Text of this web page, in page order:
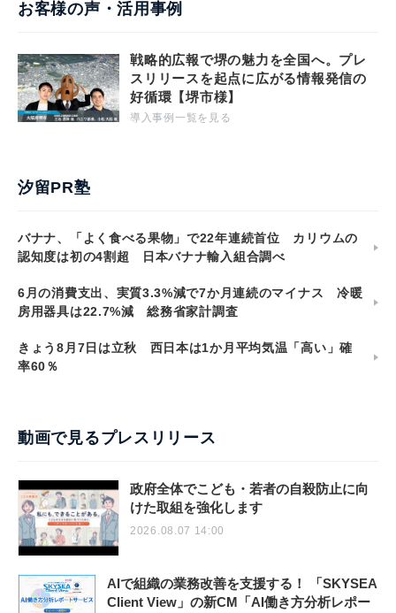
お客様の声・活用事例
戦略的広報で堺の魅力を全国へ。プレ
スリリースを起点に広がる情報発信の
好循環【堺市様】
導入事例一覧を見る
汐留PR塾
バナナ、「よく食べる果物」で22年連続首位 カリウムの
認知度は初の4割超 日本バナナ輸入組合調べ
6月の消費支出、実質3.3%減で7か月連続のマイナス 冷暖
房用器具は22.7%減 総務省家計調査
きょう8月7日は立秋 西日本は1か月平均気温「高い」確
率60％
動画で見るプレスリリース
政府全体でこども・若者の自殺防止に向
けた取組を強化します
2026.08.07 14:00
AIで組織の業務改善を支援する！ 「SKYSEA
Client View」の新CM「AI働き方分析レポー